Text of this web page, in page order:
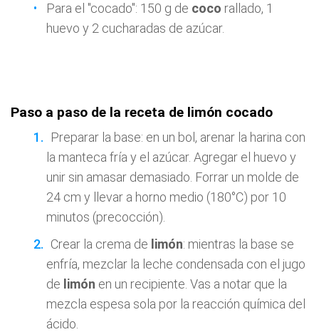
Para el "cocado": 150 g de coco rallado, 1
huevo y 2 cucharadas de azúcar.
Paso a paso de la receta de limón cocado
Preparar la base: en un bol, arenar la harina con
la manteca fría y el azúcar. Agregar el huevo y
unir sin amasar demasiado. Forrar un molde de
24 cm y llevar a horno medio (180°C) por 10
minutos (precocción).
Crear la crema de limón: mientras la base se
enfría, mezclar la leche condensada con el jugo
de limón en un recipiente. Vas a notar que la
mezcla espesa sola por la reacción química del
ácido.